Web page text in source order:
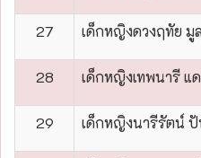
27 เด็กหญิงดวงฤทัย มู
28 เด็กหญิงเทพนารี แด
29 เด็กหญิงนารีรัตน์ ปั